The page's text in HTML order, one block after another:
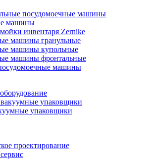
посудомоечные машины
машины
инвентаря Zernike
машины гранульные
машины купольные
машины фронтальные
машины
упаковщики
упаковщики
проектирование